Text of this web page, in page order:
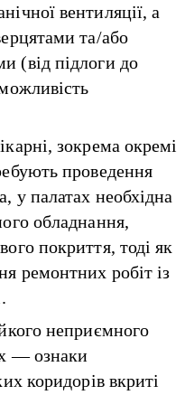
вентиляції, а
та/або
(від підлоги до
зокрема окремі
проведення
у палатах необхідна
обладнання,
покриття, тоді як
ремонтних робіт із
неприємного
— ознаки
коридорів вкриті